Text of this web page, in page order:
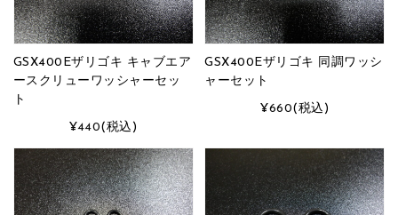
GSX400Eザリゴキ キャブエア
ースクリューワッシャーセッ
ト
¥440(税込)
GSX400Eザリゴキ 同調ワッシ
ャーセット
¥660(税込)